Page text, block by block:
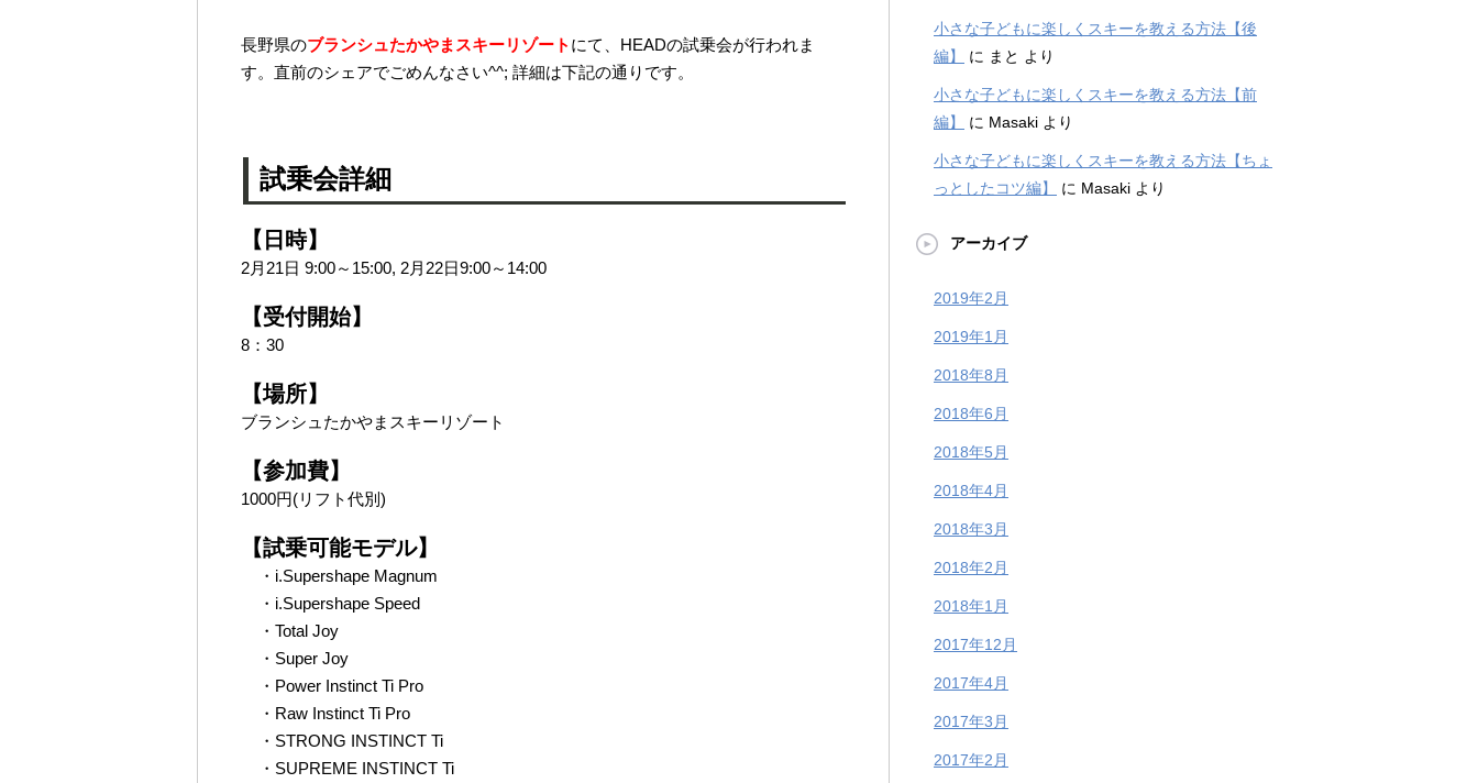
長野県のブランシュたかやまスキーリゾート にて、HEADの試乗会が行われま
す。直前のシェアでごめんなさい^^; 詳細は下記の通りです。
試乗会詳細
【日時】
2月21日 9:00～15:00, 2月22日9:00～14:00
【受付開始】
8：30
【場所】
ブランシュたかやまスキーリゾート
【参加費】
1000円(リフト代別)
【試乗可能モデル】
・i.Supershape Magnum
・i.Supershape Speed
・Total Joy
・Super Joy
・Power Instinct Ti Pro
・Raw Instinct Ti Pro
・STRONG INSTINCT Ti
・SUPREME INSTINCT Ti
小さな子どもに楽しくスキーを教える方法【後
編】
に まと より
小さな子どもに楽しくスキーを教える方法【前
編】
に Masaki より
小さな子どもに楽しくスキーを教える方法【ちょ
っとしたコツ編】
に Masaki より
アーカイブ
2019年2月
2019年1月
2018年8月
2018年6月
2018年5月
2018年4月
2018年3月
2018年2月
2018年1月
2017年12月
2017年4月
2017年3月
2017年2月